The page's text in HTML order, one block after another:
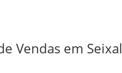
Vendas em Seixal